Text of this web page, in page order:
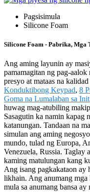
Pagsisimula
Silicone Foam
Silicone Foam - Pabrika, Mga
Ang aming layunin ay
pamamagitan ng pag-
presyo at mataas na
Konduktibong Keypad, 8
Goma na Lumalaban sa Init
huwag mag-atubiling
Sasagutin ka namin kapag
katanungan. Tandaan na
simulan ang aming
mundo, tulad ng Europa,
Venezuela, Russia. Taglay
kaming matulungan kang
Ang isang pagkakataon ay
likhain. Ang anumang
mula sa anumang bansa